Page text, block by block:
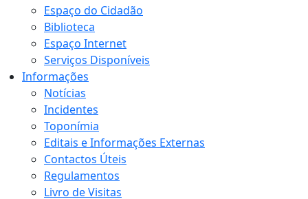
Espaço do Cidadão
Biblioteca
Espaço Internet
Serviços Disponíveis
Informações
Notícias
Incidentes
Toponímia
Editais e Informações Externas
Contactos Úteis
Regulamentos
Livro de Visitas